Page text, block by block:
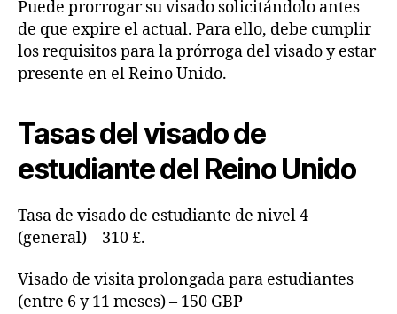
Puede prorrogar su visado solicitándolo antes
de que expire el actual. Para ello, debe cumplir
los requisitos para la prórroga del visado y estar
presente en el Reino Unido.
Tasas del visado de
estudiante del Reino Unido
Tasa de visado de estudiante de nivel 4
(general) – 310 £.
Visado de visita prolongada para estudiantes
(entre 6 y 11 meses) – 150 GBP